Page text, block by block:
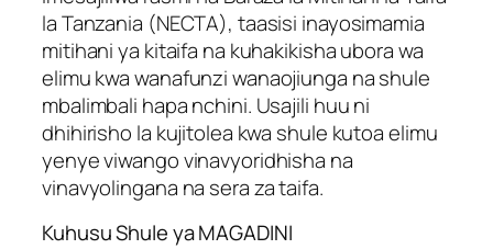
la Tanzania (NECTA), taasisi inayosimamia
mitihani ya kitaifa na kuhakikisha ubora wa
elimu kwa wanafunzi wanaojiunga na shule
mbalimbali hapa nchini. Usajili huu ni
dhihirisho la kujitolea kwa shule kutoa elimu
yenye viwango vinavyoridhisha na
vinavyolingana na sera za taifa.
Kuhusu Shule ya MAGADINI